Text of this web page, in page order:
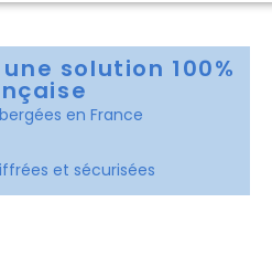
solution 100%
en France
et sécurisées